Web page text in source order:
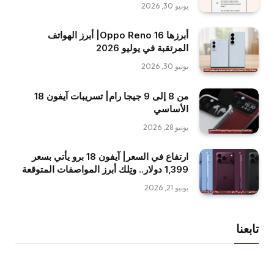
يونيو 30, 2026
أبرزها Oppo Reno 16| أبرز الهواتف
المرتقبة في يوليو 2026
يونيو 30, 2026
من 8 إلى 9 جيجا رام| تسريبات آيفون 18
الأساسي
يونيو 28, 2026
ارتفاع في السعر| آيفون 18 برو يأتي بسعر
1,399 دولار.. وتِلك أبرز المواصفات المتوقعة
يونيو 21, 2026
تابعنا